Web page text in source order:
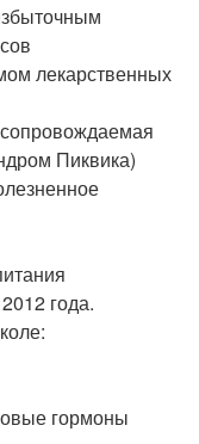
лекарственных
Пиквика)
года.
гормоны